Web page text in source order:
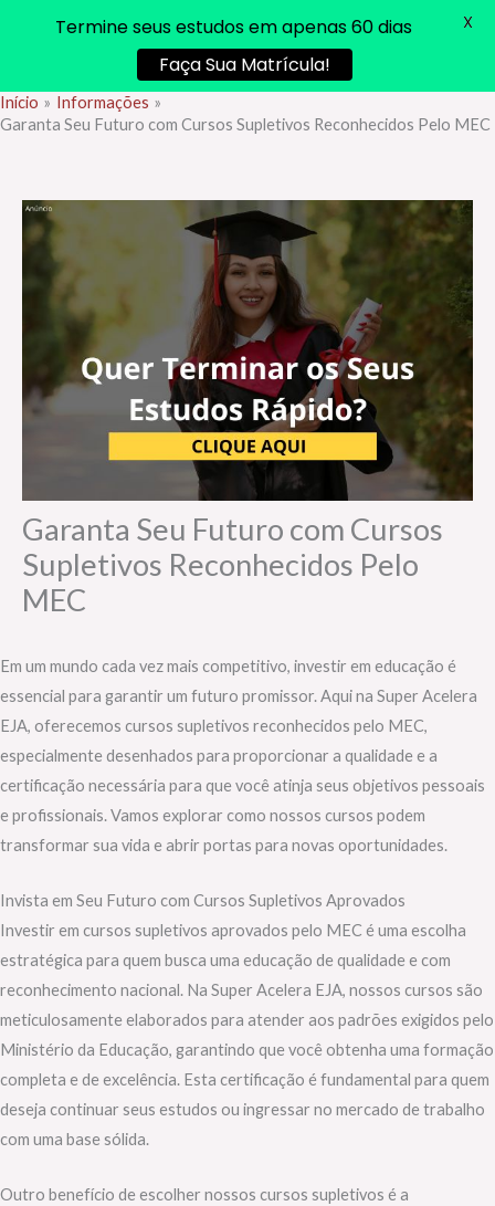
Ir
para
Início
Informações
Garanta Seu Futuro com Cursos Supletivos Reconhecidos Pelo MEC
Garanta Seu Futuro com Cursos
Supletivos Reconhecidos Pelo
MEC
Em um mundo cada vez mais competitivo, investir em educação é
essencial para garantir um futuro promissor. Aqui na Super Acelera
EJA, oferecemos cursos supletivos reconhecidos pelo MEC,
especialmente desenhados para proporcionar a qualidade e a
certificação necessária para que você atinja seus objetivos pessoais
e profissionais. Vamos explorar como nossos cursos podem
transformar sua vida e abrir portas para novas oportunidades.
Invista em Seu Futuro com Cursos Supletivos Aprovados
Investir em cursos supletivos aprovados pelo MEC é uma escolha
estratégica para quem busca uma educação de qualidade e com
reconhecimento nacional. Na Super Acelera EJA, nossos cursos são
meticulosamente elaborados para atender aos padrões exigidos pelo
Ministério da Educação, garantindo que você obtenha uma formação
completa e de excelência. Esta certificação é fundamental para quem
deseja continuar seus estudos ou ingressar no mercado de trabalho
com uma base sólida.
Outro benefício de escolher nossos cursos supletivos é a
Termine seus estudos em apenas 60 dias
Faça Sua Matrícula!
X